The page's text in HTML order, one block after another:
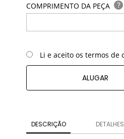
COMPRIMENTO DA PEÇA ?
Li e aceito os termos de
ALUGAR
DESCRIÇÃO DETALHES